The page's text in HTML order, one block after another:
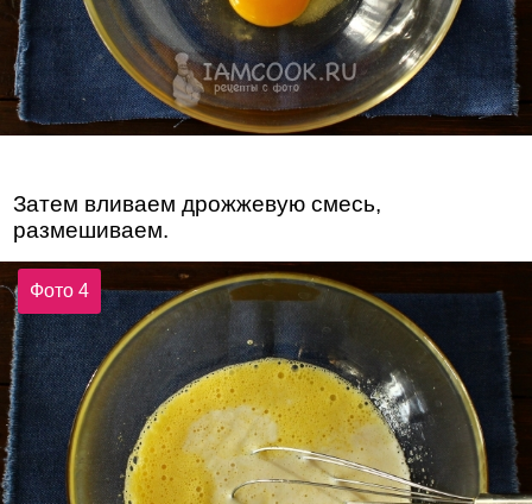
Затем вливаем дрожжевую смесь,
размешиваем.
Фото 4